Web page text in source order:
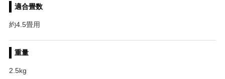
適合畳数
約4.5畳用
重量
2.5kg